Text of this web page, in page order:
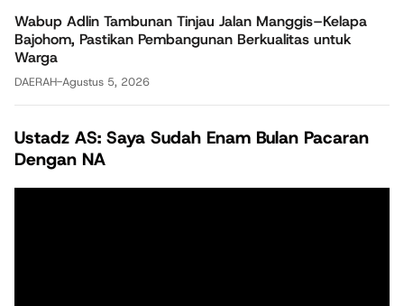
Wabup Adlin Tambunan Tinjau Jalan Manggis–Kelapa
Bajohom, Pastikan Pembangunan Berkualitas untuk
Warga
DAERAH-Agustus 5, 2026
Ustadz AS: Saya Sudah Enam Bulan Pacaran
Dengan NA